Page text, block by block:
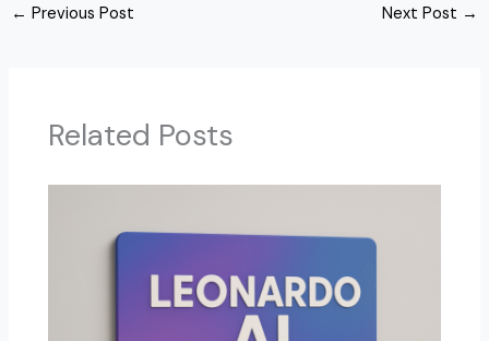
← Previous Post Next Post →
Related Posts